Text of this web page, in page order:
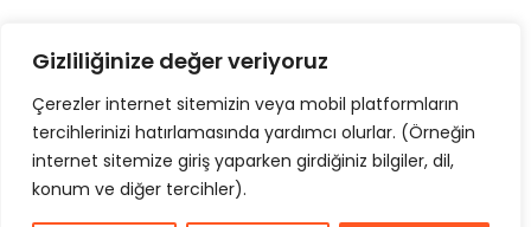
Gizliliğinize değer veriyoruz
Çerezler internet sitemizin veya mobil platformların
tercihlerinizi hatırlamasında yardımcı olurlar. (Örneğin
internet sitemize giriş yaparken girdiğiniz bilgiler, dil,
konum ve diğer tercihler).
İLETIŞIM
GIZLILIK POLITIKASI
ÇEREZ POLITIKASI
© Copyright 2025, Tüm Hakları Saklıdır